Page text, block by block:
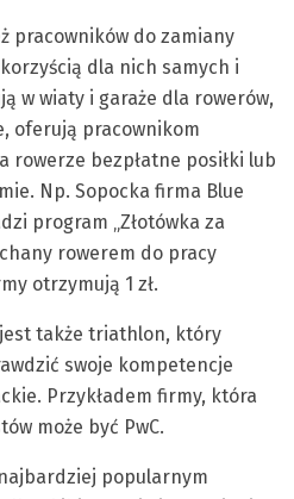
pracowników do zamiany
dla nich samych i
w wiaty i garaże dla rowerów,
oferują pracownikom
rowerze bezpłatne posiłki lub
Np. Sopocka firma Blue
program „Złotówka za
rowerem do pracy
otrzymują 1 zł.
także triathlon, który
swoje kompetencje
Przykładem firmy, która
może być PwC.
popularnym